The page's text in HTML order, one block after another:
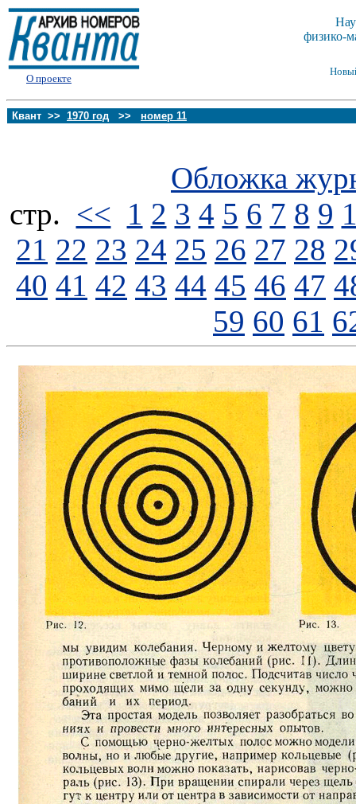
О проекте
физико-
Квант >> 1970 год >> номер 11
Обложка
стp. << 1 2 3 4 5 6 7 8 9
21 22 23 24 25 26 27 28
40 41 42 43 44 45 46 47
59 60 61